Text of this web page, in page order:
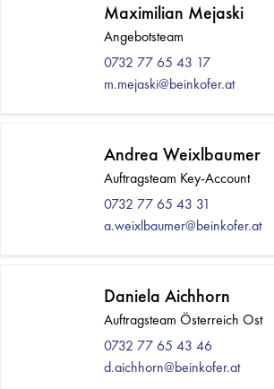
Maximilian Mejaski
Angebotsteam
0732 77 65 43 17
m.mejaski@beinkofer.at
Andrea Weixlbaumer
Auftragsteam Key-Account
0732 77 65 43 31
a.weixlbaumer@beinkofer.at
Daniela Aichhorn
Auftragsteam Österreich Ost
0732 77 65 43 46
d.aichhorn@beinkofer.at